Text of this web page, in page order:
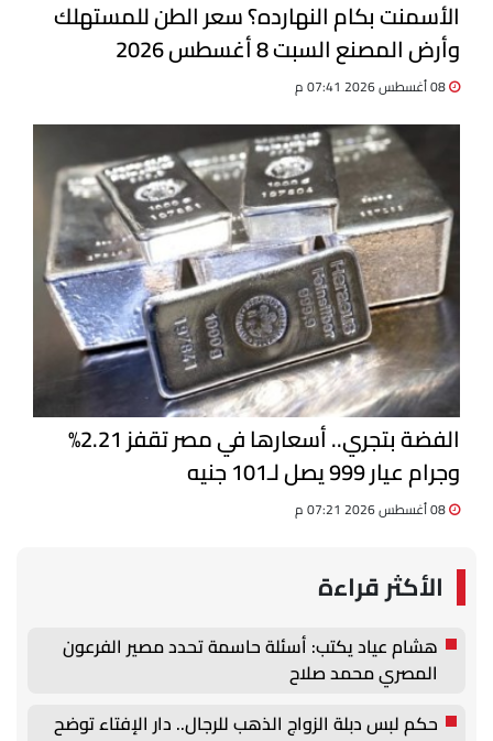
الأسمنت بكام النهارده؟ سعر الطن للمستهلك
وأرض المصنع السبت 8 أغسطس 2026
الفضة بتجري.. أسعارها في مصر تقفز 2.21%
وجرام عيار 999 يصل لـ101 جنيه
الأكثر قراءة
هشام عياد يكتب: أسئلة حاسمة تحدد مصير الفرعون
المصري محمد صلاح
حكم لبس دبلة الزواج الذهب للرجال.. دار الإفتاء توضح